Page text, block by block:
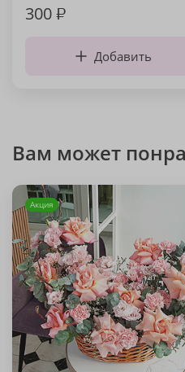
300₽
Добавить
Вам может
Акция